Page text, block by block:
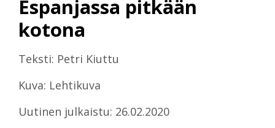
Espanjassa pitkään
kotona
Teksti: Petri Kiuttu
Kuva: Lehtikuva
Uutinen julkaistu: 26.02.2020